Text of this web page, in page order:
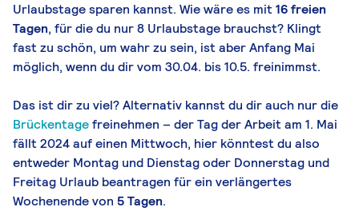
Urlaubstage sparen kannst. Wie wäre es mit16 freien
Tagen, für die du nur 8 Urlaubstage brauchst? Klingt
fast zu schön, um wahr zu sein, ist aber Anfang Mai
möglich, wenn du dir vom 30.04. bis 10.5. freinimmst.
Das ist dir zu viel? Alternativ kannst du dir auch nur die
Brückentagefreinehmen – der Tag der Arbeit am 1. Mai
fällt 2024 auf einen Mittwoch, hier könntest du also
entweder Montag und Dienstag oder Donnerstag und
Freitag Urlaub beantragen für ein verlängertes
Wochenende von 5 Tagen.